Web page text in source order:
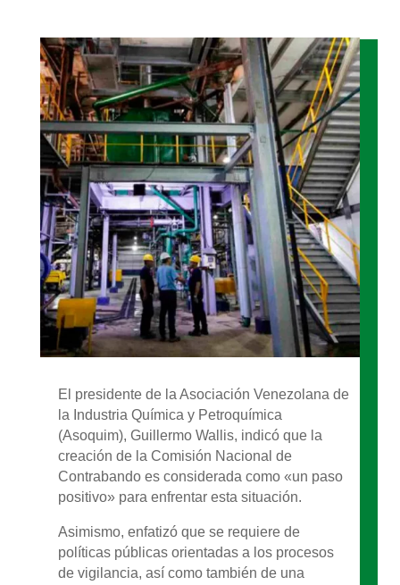
El presidente de la Asociación Venezolana de
la Industria Química y Petroquímica
(Asoquim), Guillermo Wallis, indicó que la
creación de la Comisión Nacional de
Contrabando es considerada como «un paso
positivo» para enfrentar esta situación.
Asimismo, enfatizó que se requiere de
políticas públicas orientadas a los procesos
de vigilancia, así como también de una